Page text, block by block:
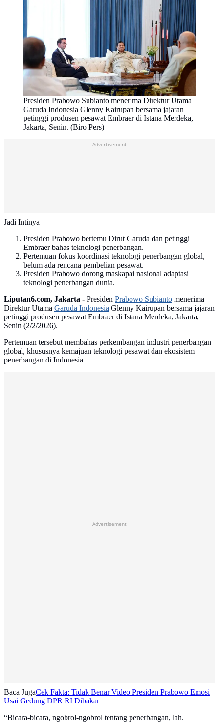
Presiden Prabowo Subianto menerima Direktur Utama
Garuda Indonesia Glenny Kairupan bersama jajaran
petinggi produsen pesawat Embraer di Istana Merdeka,
Jakarta, Senin. (Biro Pers)
Advertisement
Jadi Intinya
Presiden Prabowo bertemu Dirut Garuda dan petinggi
Embraer bahas teknologi penerbangan.
Pertemuan fokus koordinasi teknologi penerbangan global,
belum ada rencana pembelian pesawat.
Presiden Prabowo dorong maskapai nasional adaptasi
teknologi penerbangan dunia.
Liputan6.com, Jakarta - Presiden Prabowo Subianto menerima
Direktur Utama Garuda Indonesia Glenny Kairupan bersama jajaran
petinggi produsen pesawat Embraer di Istana Merdeka, Jakarta,
Senin (2/2/2026).
Pertemuan tersebut membahas perkembangan industri penerbangan
global, khususnya kemajuan teknologi pesawat dan ekosistem
penerbangan di Indonesia.
Advertisement
Baca JugaCek Fakta: Tidak Benar Video Presiden Prabowo Emosi
Usai Gedung DPR RI Dibakar
“Bicara-bicara, ngobrol-ngobrol tentang penerbangan, lah.